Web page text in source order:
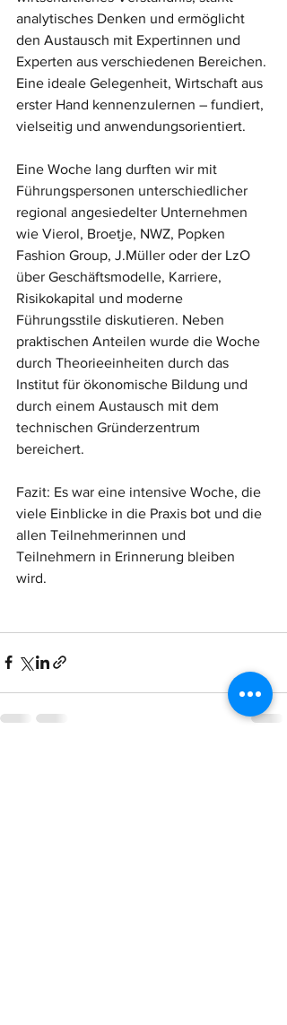
analytisches Denken und ermöglicht
den Austausch mit Expertinnen und
Experten aus verschiedenen Bereichen.
Eine ideale Gelegenheit, Wirtschaft aus
erster Hand kennenzulernen – fundiert,
vielseitig und anwendungsorientiert.
Eine Woche lang durften wir mit
Führungspersonen unterschiedlicher
regional angesiedelter Unternehmen
wie Vierol, Broetje, NWZ, Popken
Fashion Group, J.Müller oder der LzO
über Geschäftsmodelle, Karriere,
Risikokapital und moderne
Führungsstile diskutieren. Neben
praktischen Anteilen wurde die Woche
durch Theorieeinheiten durch das
Institut für ökonomische Bildung und
durch einem Austausch mit dem
technischen Gründerzentrum
bereichert.
Fazit: Es war eine intensive Woche, die
viele Einblicke in die Praxis bot und die
allen Teilnehmerinnen und
Teilnehmern in Erinnerung bleiben
wird.